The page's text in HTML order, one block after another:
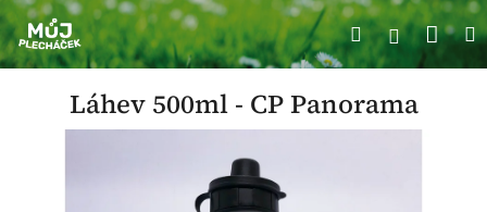
Přejít
na
obsah
HledatPřihlášení
Láhev 500ml - CP Panorama